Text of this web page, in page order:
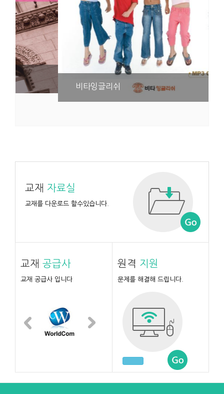
비타잉글리쉬
교재 자료실
교재를 다운로드 할수있습니다.
교재 공급사
교재 공급사 입니다
원격 지원
문제를 해결해 드립니다.